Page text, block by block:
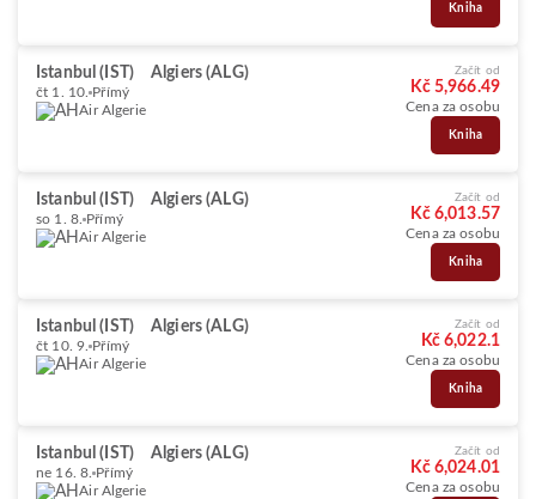
Kniha
Istanbul (IST) Algiers (ALG)
čt 1. 10. Přímý
Air Algerie
Začít od
Kč 5,966.49
Cena za osobu
Kniha
Istanbul (IST) Algiers (ALG)
so 1. 8. Přímý
Air Algerie
Začít od
Kč 6,013.57
Cena za osobu
Kniha
Istanbul (IST) Algiers (ALG)
čt 10. 9. Přímý
Air Algerie
Začít od
Kč 6,022.1
Cena za osobu
Kniha
Istanbul (IST) Algiers (ALG)
ne 16. 8. Přímý
Air Algerie
Začít od
Kč 6,024.01
Cena za osobu